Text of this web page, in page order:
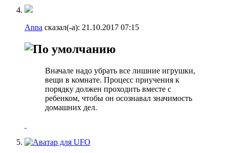
Anna сказал(-а): 21.10.2017 07:15
Вначале надо убрать все лишние игрушки,
вещи в комнате. Процесс приучения к
порядку должен проходить вместе с
ребенком, чтобы он осознавал значимость
домашних дел.